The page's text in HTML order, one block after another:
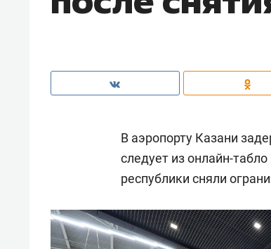
В аэропорту Казани
следует из онлайн-
республики сняли